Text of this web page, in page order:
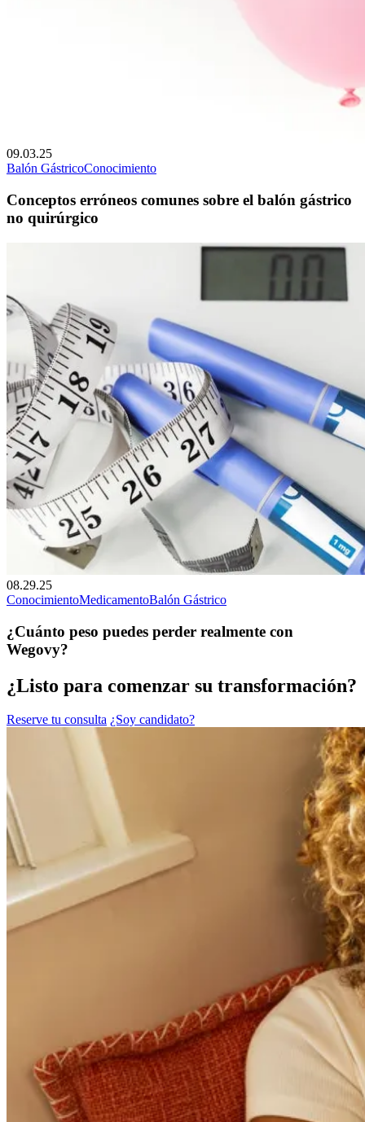
09.03.25
Balón GástricoConocimiento
Conceptos erróneos comunes sobre el balón gástrico
no quirúrgico
08.29.25
ConocimientoMedicamentoBalón Gástrico
¿Cuánto peso puedes perder realmente con
Wegovy?
¿Listo para comenzar su transformación?
Reserve tu consulta ¿Soy candidato?